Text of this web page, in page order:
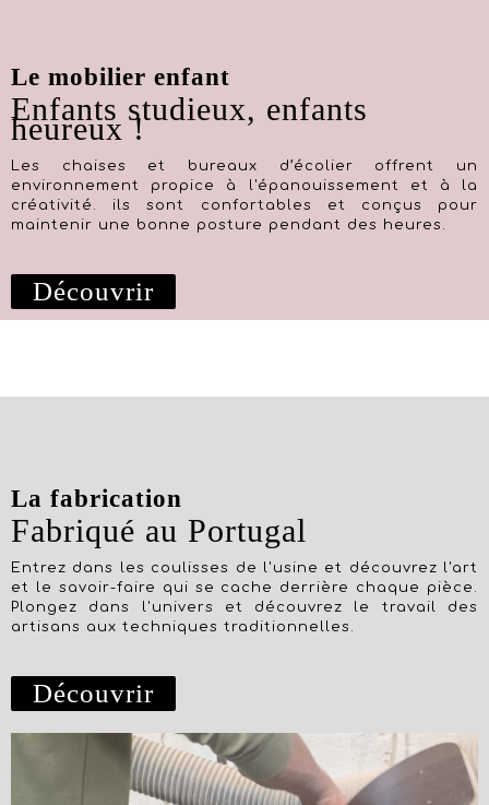
Le mobilier enfant
Enfants studieux, enfants
heureux !
Les chaises et bureaux d’écolier offrent un
environnement propice à l'épanouissement et à la
créativité. ils sont confortables et conçus pour
maintenir une bonne posture pendant des heures.
Découvrir
La fabrication
Fabriqué au Portugal
Entrez dans les coulisses de l'usine et découvrez l'art
et le savoir-faire qui se cache derrière chaque pièce.
Plongez dans l'univers et découvrez le travail des
artisans aux techniques traditionnelles.
Découvrir